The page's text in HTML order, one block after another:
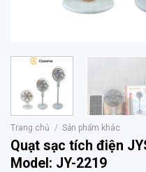
Trang chủ / Sản phẩm khác
Quạt sạc tích điện
Model: JY-2219